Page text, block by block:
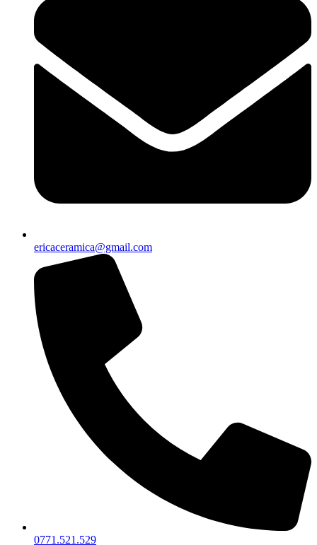
ericaceramica@gmail.com
0771.521.529